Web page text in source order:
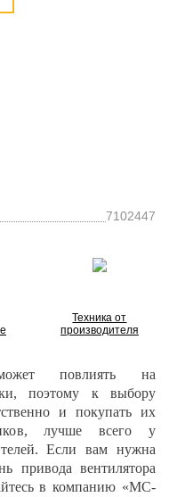
7102447
Техника от
производителя
повлиять на
поэтому к выбору
и покупать их
лучше всего у
Если вам нужна
привода вентилятора
в компанию «МС-